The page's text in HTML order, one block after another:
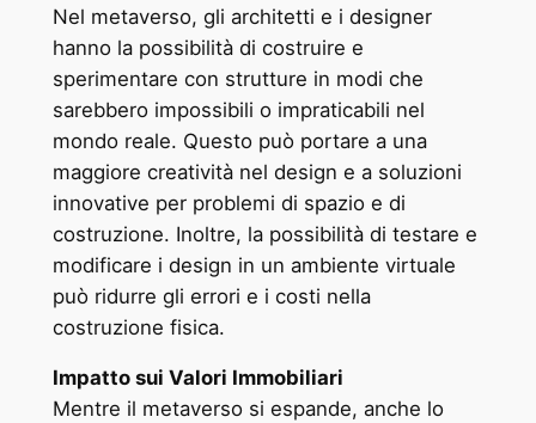
Nel metaverso, gli architetti e i designer
hanno la possibilità di costruire e
sperimentare con strutture in modi che
sarebbero impossibili o impraticabili nel
mondo reale. Questo può portare a una
maggiore creatività nel design e a soluzioni
innovative per problemi di spazio e di
costruzione. Inoltre, la possibilità di testare e
modificare i design in un ambiente virtuale
può ridurre gli errori e i costi nella
costruzione fisica.
Impatto sui Valori Immobiliari
Mentre il metaverso si espande, anche lo